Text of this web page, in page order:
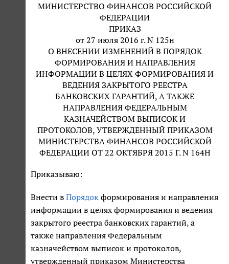
МИНИСТЕРСТВО ФИНАНСОВ РОССИЙСКОЙ
ФЕДЕРАЦИИ
ПРИКАЗ
от 27 июля 2016 г. N 125н
О ВНЕСЕНИИ ИЗМЕНЕНИЙ В ПОРЯДОК
ФОРМИРОВАНИЯ И НАПРАВЛЕНИЯ
ИНФОРМАЦИИ В ЦЕЛЯХ ФОРМИРОВАНИЯ И
ВЕДЕНИЯ ЗАКРЫТОГО РЕЕСТРА
БАНКОВСКИХ ГАРАНТИЙ, А ТАКЖЕ
НАПРАВЛЕНИЯ ФЕДЕРАЛЬНЫМ
КАЗНАЧЕЙСТВОМ ВЫПИСОК И
ПРОТОКОЛОВ, УТВЕРЖДЕННЫЙ ПРИКАЗОМ
МИНИСТЕРСТВА ФИНАНСОВ РОССИЙСКОЙ
ФЕДЕРАЦИИ ОТ 22 ОКТЯБРЯ 2015 Г. N 164Н
Приказываю:
Внести в Порядок формирования и направления
информации в целях формирования и ведения
закрытого реестра банковских гарантий, а
также направления Федеральным
казначейством выписок и протоколов,
утвержденный приказом Министерства